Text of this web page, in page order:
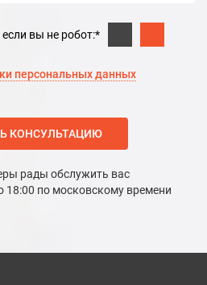
вы не робот:*
персональных данных
КОНСУЛЬТАЦИЮ
рады обслужить вас
18:00 по московскому времени